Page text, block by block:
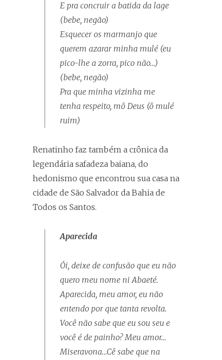
E pra concruir a batida da lage
(bebe, negão)
Esquecer os marmanjo que
querem azarar minha mulé (eu
pico-lhe a zorra, pico não…)
(bebe, negão)
Pra que minha vizinha me
tenha respeito, mô Deus (ô mulé
ruim)
Renatinho faz também a crônica da
legendária safadeza baiana, do
hedonismo que encontrou sua casa na
cidade de São Salvador da Bahia de
Todos os Santos.
Aparecida
Ói, deixe de confusão que eu não
quero meu nome ni Abaeté.
Aparecida, meu amor, eu não
entendo por que tanta revolta.
Você não sabe que eu sou seu e
você é de painho? Meu amor…
Miseravona…Cê sabe que na